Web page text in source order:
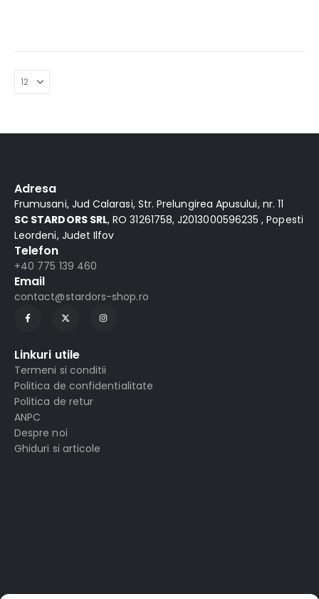
Adresa
Frumusani, Jud Calarasi, Str. Prelungirea Apusului, nr. 11
SC STARDORS SRL, RO 31261758, J2013000596235 , Popesti
Leordeni, Judet Ilfov
Telefon
+40 775 139 460
Email
contact@stardors-shop.ro
Linkuri utile
Termeni si conditii
Politica de confidentialitate
Politica de retur
ANPC
Despre noi
Ghiduri si articole